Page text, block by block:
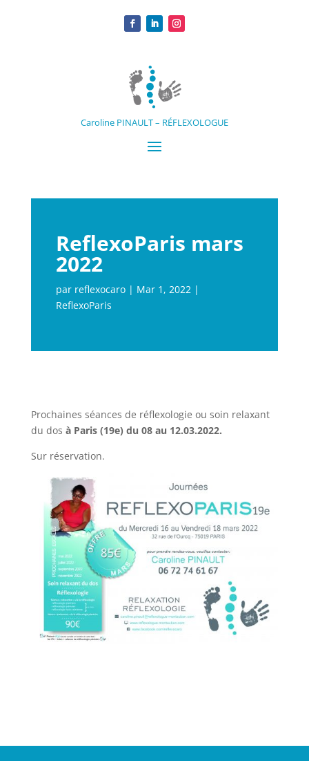
Caroline PINAULT – RÉFLEXOLOGUE
ReflexoParis mars
2022
par reflexocaro| Mar 1, 2022|
ReflexoParis
Prochaines séances de réflexologie ou soin relaxant
du dos à Paris (19e) du 08 au 12.03.2022.
Sur réservation.